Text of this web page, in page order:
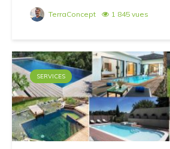
TerraConcept 1 845 vues
SERVICES